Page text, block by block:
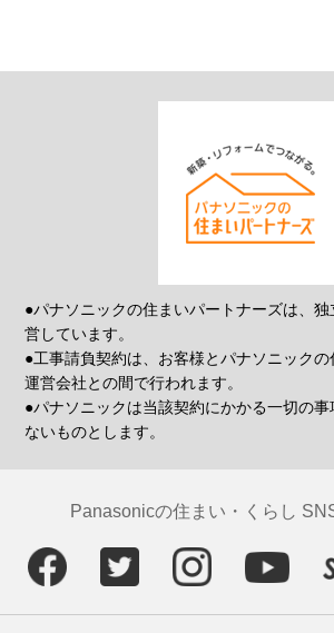
●パナソニックの住まいパートナーズは、
営しています。
●工事請負契約は、お客様とパナソニック
運営会社との間で行われます。
●パナソニックは当該契約にかかる一切の
ないものとします。
Panasonicの住まい・くらし